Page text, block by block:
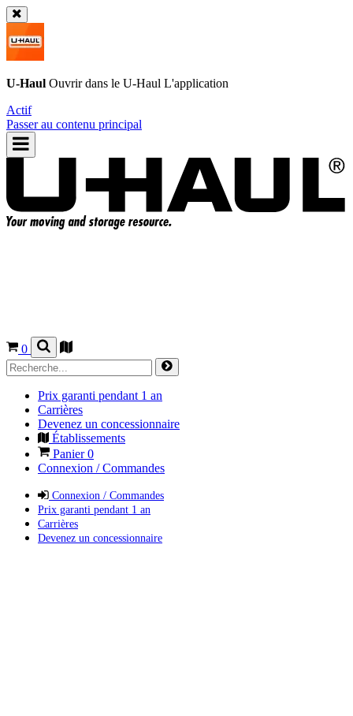
U-Haul Ouvrir dans le U-Haul L'application
Actif
Passer au contenu principal
0
Prix garanti pendant 1 an
Carrières
Devenez un concessionnaire
Établissements
Panier0
Connexion / Commandes
Connexion / Commandes
Prix garanti pendant 1 an
Carrières
Devenez un concessionnaire